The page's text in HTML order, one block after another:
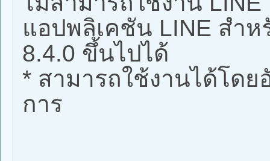
แอปพลิเคชัน LINE สำห
8.4.0 ขึ้นไปได้
* สามารถใช้งานได้โด
การ